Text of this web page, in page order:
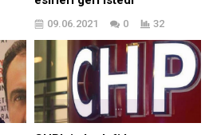
09.06.2021 0 32